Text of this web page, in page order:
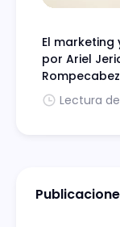
El marketing
por Ariel
Lectura